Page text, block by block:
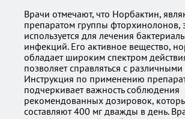
Врачи отмечают, что Норбактин,
препаратом группы фторхинолонов,
используется для лечения
инфекций. Его активное вещество,
обладает широким спектром
позволяет справляться с
Инструкция по применению
подчеркивает важность соблюдения
рекомендованных дозировок,
составляют 400 мг дважды в день.